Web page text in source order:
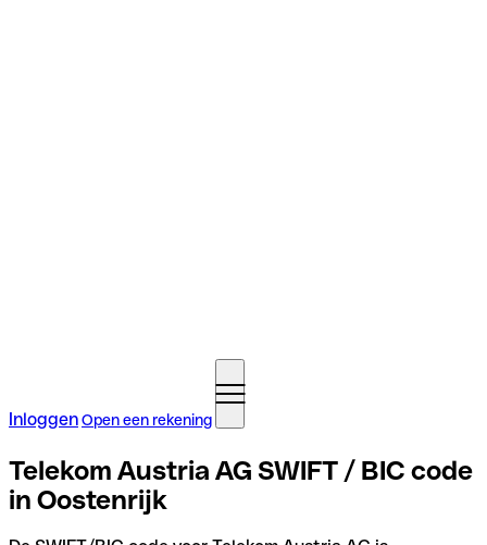
InloggenOpen een rekening
Telekom Austria AG SWIFT / BIC code
in Oostenrijk